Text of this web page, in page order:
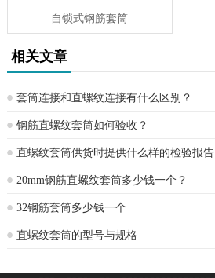
自锁式钢筋套筒
相关文章
套筒连接和直螺纹连接有什么区别？
钢筋直螺纹套筒如何验收？
直螺纹套筒供货时提供什么样的检验报告
20mm钢筋直螺纹套筒多少钱一个？
32钢筋套筒多少钱一个
直螺纹套筒的型号与规格